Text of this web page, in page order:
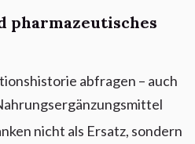
pharmazeutisches
abfragen – auch
nicht als Ersatz, sondern